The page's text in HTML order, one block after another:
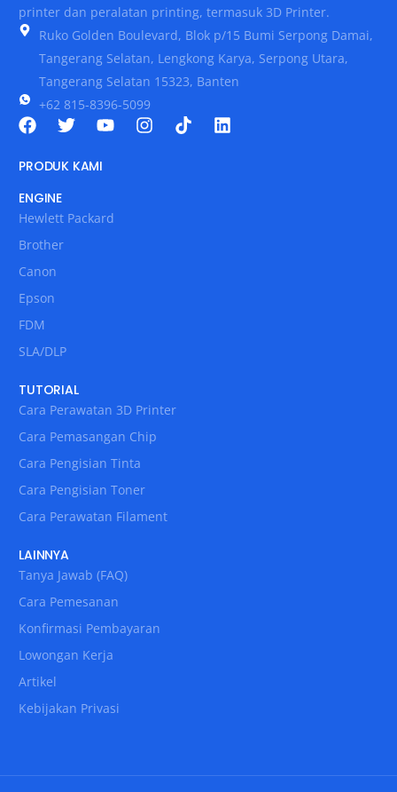
printer dan peralatan printing, termasuk 3D Printer.
Ruko Golden Boulevard, Blok p/15 Bumi Serpong Damai,
Tangerang Selatan, Lengkong Karya, Serpong Utara,
Tangerang Selatan 15323, Banten
+62 815-8396-5099
PRODUK KAMI
ENGINE
Hewlett Packard
Brother
Canon
Epson
FDM
SLA/DLP
TUTORIAL
Cara Perawatan 3D Printer
Cara Pemasangan Chip
Cara Pengisian Tinta
Cara Pengisian Toner
Cara Perawatan Filament
LAINNYA
Tanya Jawab (FAQ)
Cara Pemesanan
Konfirmasi Pembayaran
Lowongan Kerja
Artikel
Kebijakan Privasi